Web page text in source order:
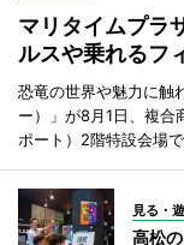
マリタイムプラ
ルスや乗れるフ
恐竜の世界や魅力に触
ー）」が8月1日、複合
ポート）2階特設会場で
見る・
高松